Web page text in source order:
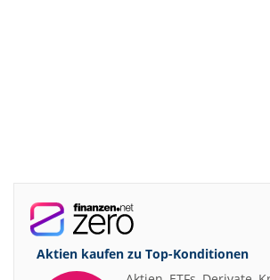
Aktien kaufen zu Top-Konditionen